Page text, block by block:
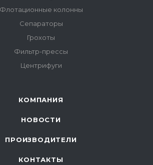
Флотационные колонны
Сепараторы
Грохоты
Фильтр-прессы
Центрифуги
КОМПАНИЯ
НОВОСТИ
ПРОИЗВОДИТЕЛИ
КОНТАКТЫ